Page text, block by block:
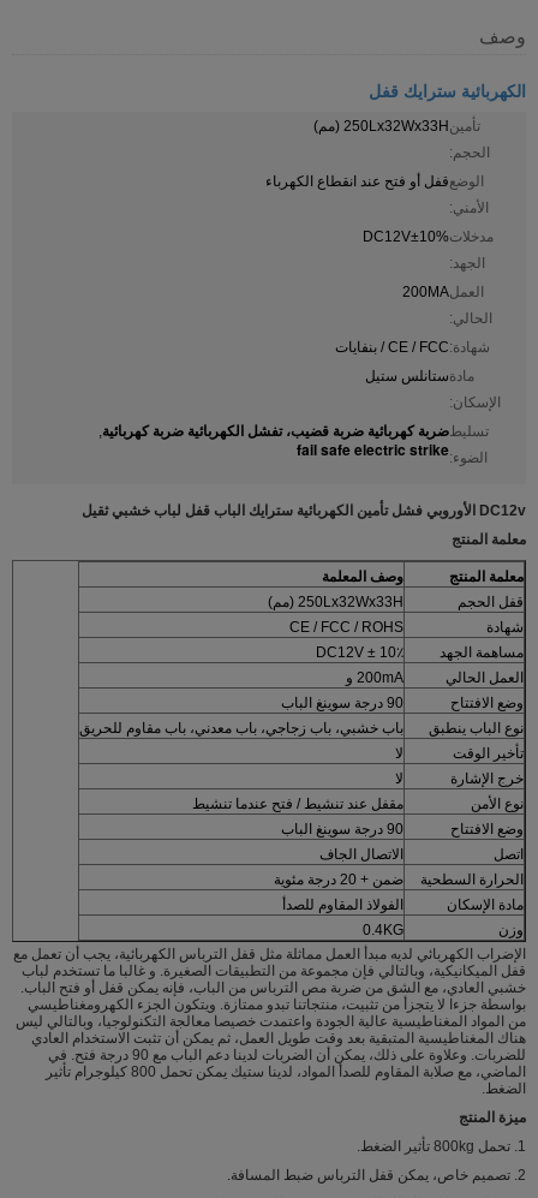
وصف
الكهربائية سترايك قفل
تأمين
الحجم:
250Lx32Wx33H (مم)
الوضع
الأمني:
قفل أو فتح عند انقطاع الكهرباء
مدخلات
الجهد:
DC12V±10%
العمل
الحالي:
200MA
شهادة:CE / FCC / بنفايات
مادة
الإسكان:
ستانلس ستيل
تسليط
الضوء:
ضربة كهربائية ضربة قضيب، تفشل الكهربائية ضربة كهربائية,
fail safe electric strike
DC12v الأوروبي فشل تأمين الكهربائية سترايك الباب قفل لباب خشبي ثقيل
معلمة المنتج
معلمة المنتج
وصف المعلمة
قفل الحجم
250Lx32Wx33H (مم)
شهادة
CE / FCC / ROHS
مساهمة الجهد
DC12V ± 10٪
العمل الحالي
200mA و
وضع الافتتاح
90 درجة سوينغ الباب
نوع الباب ينطبق
باب خشبي، باب زجاجي، باب معدني، باب مقاوم للحريق
تأخير الوقت
لا
خرج الإشارة
لا
نوع الأمن
مقفل عند تنشيط / فتح عندما تنشيط
وضع الافتتاح
90 درجة سوينغ الباب
اتصل
الاتصال الجاف
الحرارة السطحية
ضمن + 20 درجة مئوية
مادة الإسكان
الفولاذ المقاوم للصدأ
وزن
0.4KG
الإضراب الكهربائي لديه مبدأ العمل مماثلة مثل قفل الترباس الكهربائية، يجب أن تعمل مع
قفل الميكانيكية، وبالتالي فإن مجموعة من التطبيقات الصغيرة. و غالبا ما تستخدم لباب
خشبي العادي، مع الشق من ضربة مص الترباس من الباب، فإنه يمكن قفل أو فتح الباب.
بواسطة جزءا لا يتجزأ من تثبيت، منتجاتنا تبدو ممتازة. ويتكون الجزء الكهرومغناطيسي
من المواد المغناطيسية عالية الجودة واعتمدت خصيصا معالجة التكنولوجيا، وبالتالي ليس
هناك المغناطيسية المتبقية بعد وقت طويل العمل، ثم يمكن أن تثبت الاستخدام العادي
للضربات. وعلاوة على ذلك، يمكن أن الضربات لدينا دعم الباب مع 90 درجة فتح.
في
الماضي، مع صلابة المقاوم للصدأ المواد، لدينا ستيك يمكن تحمل 800 كيلوجرام تأثير
الضغط.
ميزة المنتج
1. تحمل 800kg تأثير الضغط.
2. تصميم خاص، يمكن قفل الترباس ضبط المسافة.